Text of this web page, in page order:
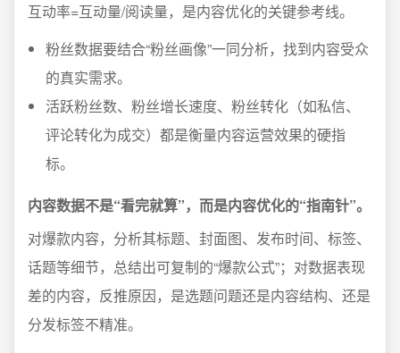
互动率=互动量/阅读量，是内容优化的关键参考线。
粉丝数据要结合“粉丝画像”一同分析，找到内容受众
的真实需求。
活跃粉丝数、粉丝增长速度、粉丝转化（如私信、
评论转化为成交）都是衡量内容运营效果的硬指
标。
内容数据不是“看完就算”，而是内容优化的“指南针”。
对爆款内容，分析其标题、封面图、发布时间、标签、
话题等细节，总结出可复制的“爆款公式”；对数据表现
差的内容，反推原因，是选题问题还是内容结构、还是
分发标签不精准。